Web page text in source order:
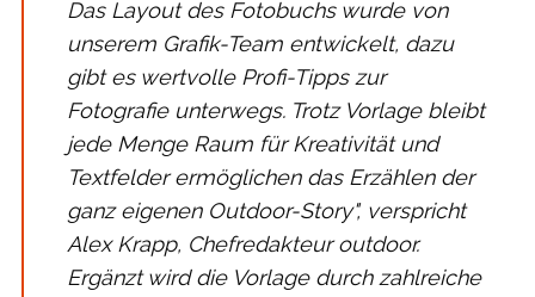
Das Layout des Fotobuchs wurde von
unserem Grafik-Team entwickelt, dazu
gibt es wertvolle Profi-Tipps zur
Fotografie unterwegs. Trotz Vorlage bleibt
jede Menge Raum für Kreativität und
Textfelder ermöglichen das Erzählen der
ganz eigenen Outdoor-Story", verspricht
Alex Krapp, Chefredakteur outdoor.
Ergänzt wird die Vorlage durch zahlreiche